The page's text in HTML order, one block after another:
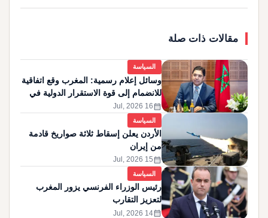
مقالات ذات صلة
السياسة
وسائل إعلام رسمية: المغرب وقع اتفاقية
للانضمام إلى قوة الاستقرار الدولية في
غزة
calendar_month
16 Jul, 2026
السياسة
الأردن يعلن إسقاط ثلاثة صواريخ قادمة
من إيران
calendar_month
15 Jul, 2026
السياسة
رئيس الوزراء الفرنسي يزور المغرب
لتعزيز التقارب
calendar_month
14 Jul, 2026